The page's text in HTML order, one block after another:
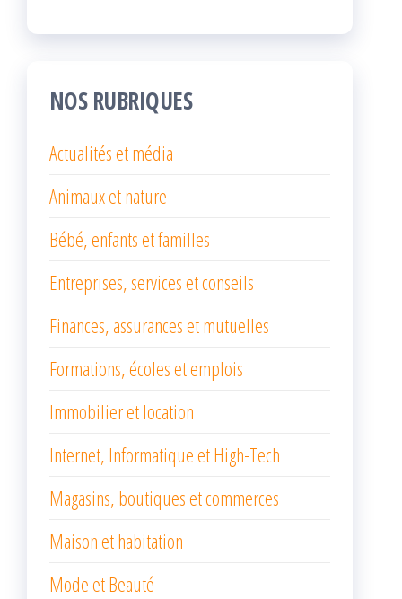
NOS RUBRIQUES
Actualités et média
Animaux et nature
Bébé, enfants et familles
Entreprises, services et conseils
Finances, assurances et mutuelles
Formations, écoles et emplois
Immobilier et location
Internet, Informatique et High-Tech
Magasins, boutiques et commerces
Maison et habitation
Mode et Beauté